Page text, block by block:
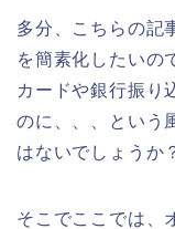
多分、こちらの記
を簡素化したいの
カードや銀行振り
のに、、、という
はないでしょうか
そこでここでは、